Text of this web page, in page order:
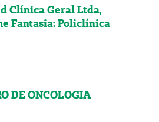
Clínica Geral Ltda,
Fantasia: Policlínica
DE ONCOLOGIA